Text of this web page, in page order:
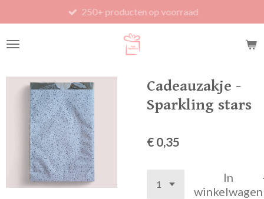
direct
naar
250+ producten op voorraad
Cadeauzakje -
Sparkling stars
€ 0,35
In
winkelwagen